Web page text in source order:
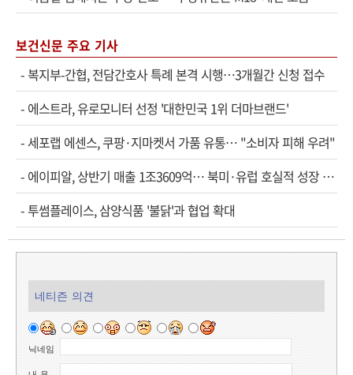
보건신문 주요 기사
- 복지부-간협, 전담간호사 특례 본격 시행…3개월간 신청 접수
- 에스트라, 유로모니터 선정 '대한민국 1위 더마브랜드'
- 세포랩 에센스, 쿠팡·지마켓서 가품 유통… "소비자 피해 우려"
- 에이피알, 상반기 매출 1조3609억… 북미·유럽 호실적 성장 견인
-투썸플레이스, 삼양식품 '불닭'과 협업 확대
네티즌 의견
닉네임